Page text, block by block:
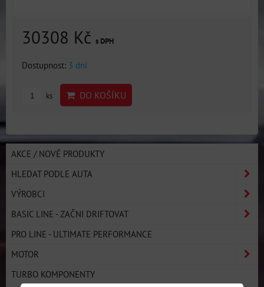
30308 Kč s DPH
Dostupnost: 3 dni
ks DO KOŠÍKU
AKCE / NOVÉ PRODUKTY
HLEDAT PODLE AUTA
VÝROBCI
BASIC LINE - ZAČNI DRIFTOVAT
PRO LINE - ULTIMATE PERFORMANCE
MOTOR
TURBO KOMPONENTY